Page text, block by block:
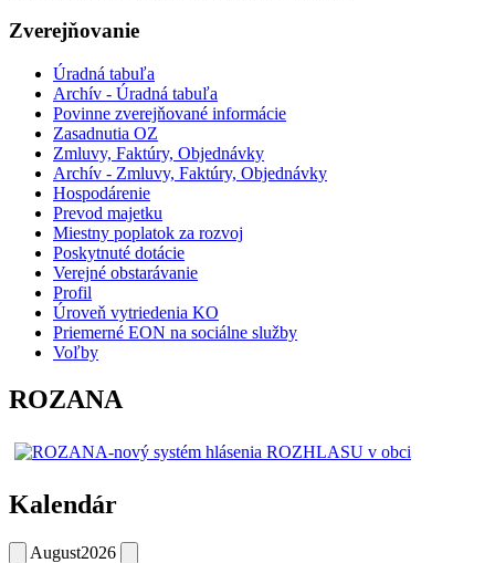
Zverejňovanie
Úradná tabuľa
Archív - Úradná tabuľa
Povinne zverejňované informácie
Zasadnutia OZ
Zmluvy, Faktúry, Objednávky
Archív - Zmluvy, Faktúry, Objednávky
Hospodárenie
Prevod majetku
Miestny poplatok za rozvoj
Poskytnuté dotácie
Verejné obstarávanie
Profil
Úroveň vytriedenia KO
Priemerné EON na sociálne služby
Voľby
ROZANA
Kalendár
August2026